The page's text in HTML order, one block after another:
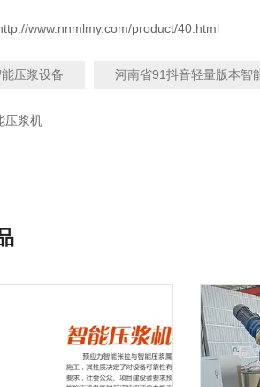
www.nnmlmy.com/product/40.html
能压浆设备 河南省91抖音轻量版本智
压浆机